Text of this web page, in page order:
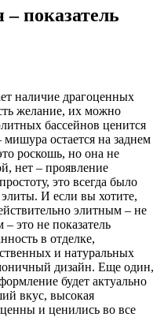
показатель
наличие драгоценных
желание, их можно
бассейнов ценится
остается на заднем
роскошь, но она не
нет – проявление
это всегда было
И если вы хотите,
элитным – не
это не показатель
в отделке,
и натуральных
дизайн. Еще один,
будет актуально
вкус, высокая
и ценились во все